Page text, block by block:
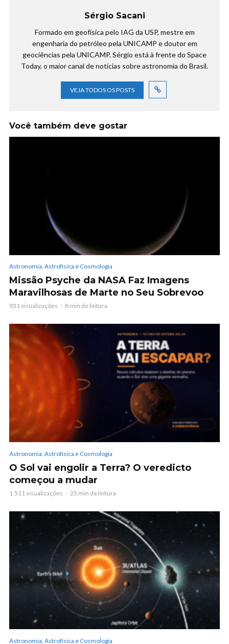
Sérgio Sacani
Formado em geofísica pelo IAG da USP, mestre em
engenharia do petróleo pela UNICAMP e doutor em
geociências pela UNICAMP. Sérgio está à frente do Space
Today, o maior canal de notícias sobre astronomia do Brasil.
VEJA TODOS OS POSTS
Você também deve gostar
Astronomia, Astrofísica e Cosmologia
Missão Psyche da NASA Faz Imagens
Maravilhosas de Marte no Seu Sobrevoo
931 visualizações 8 min de leitura
Astronomia, Astrofísica e Cosmologia
O Sol vai engolir a Terra? O veredicto
começou a mudar
1.511 visualizações 25 min de leitura
Astronomia, Astrofísica e Cosmologia